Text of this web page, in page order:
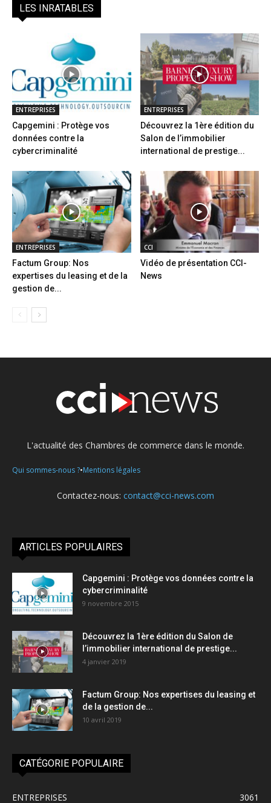
LES INRATABLES
ENTREPRISES
Capgemini : Protège vos
données contre la
cybercriminalité
ENTREPRISES
Découvrez la 1ère édition du
Salon de l’immobilier
international de prestige...
ENTREPRISES
Factum Group: Nos
expertises du leasing et de la
gestion de...
CCI
Vidéo de présentation CCI-
News
L'actualité des Chambres de commerce dans le monde.
Qui sommes-nous ?•Mentions légales
Contactez-nous: contact@cci-news.com
ARTICLES POPULAIRES
Capgemini : Protège vos données contre la
cybercriminalité
9 novembre 2015
Découvrez la 1ère édition du Salon de
l’immobilier international de prestige...
4 janvier 2019
Factum Group: Nos expertises du leasing et
de la gestion de...
10 avril 2019
CATÉGORIE POPULAIRE
ENTREPRISES 3061